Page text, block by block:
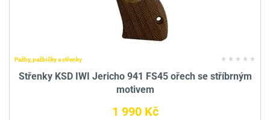
Pažby, pažbičky a střenky
Střenky KSD IWI Jericho 941 FS45 ořech se stříbrným
motivem
1 990 Kč